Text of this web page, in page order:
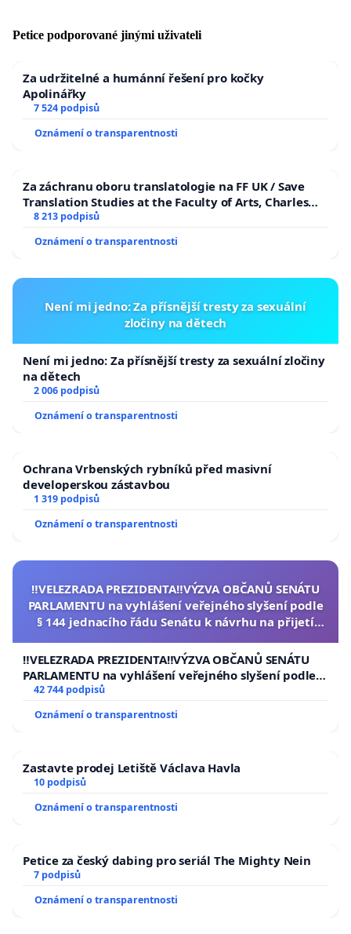
Petice podporované jinými uživateli
Za udržitelné a humánní řešení pro kočky
Apolinářky
7 524 podpisů
Oznámení o transparentnosti
Za záchranu oboru translatologie na FF UK / Save
Translation Studies at the Faculty of Arts, Charles
University
8 213 podpisů
Oznámení o transparentnosti
Není mi jedno: Za přísnější tresty za sexuální
zločiny na dětech
Není mi jedno: Za přísnější tresty za sexuální zločiny
na dětech
2 006 podpisů
Oznámení o transparentnosti
Ochrana Vrbenských rybníků před masivní
developerskou zástavbou
1 319 podpisů
Oznámení o transparentnosti
‼️VELEZRADA PREZIDENTA‼️VÝZVA OBČANŮ SENÁTU
PARLAMENTU na vyhlášení veřejného slyšení podle
§ 144 jednacího řádu Senátu k návrhu na přijetí
republiky
‼️VELEZRADA PREZIDENTA‼️VÝZVA OBČANŮ SENÁTU
PARLAMENTU na vyhlášení veřejného slyšení podle §
144 jednacího řádu Senátu k návrhu na přijetí
usnesení k podání ústavní žaloby na prezidenta
republiky
42 744 podpisů
Oznámení o transparentnosti
Zastavte prodej Letiště Václava Havla
10 podpisů
Oznámení o transparentnosti
Petice za český dabing pro seriál The Mighty Nein
7 podpisů
Oznámení o transparentnosti